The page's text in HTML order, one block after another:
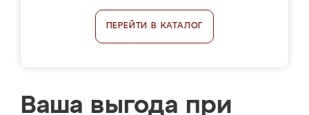
ПЕРЕЙТИ В КАТАЛОГ
Ваша выгода при